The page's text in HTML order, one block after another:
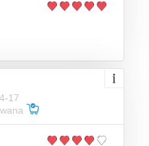
17